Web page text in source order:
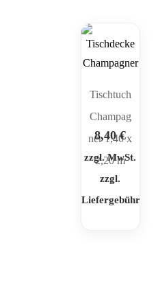
Tischtuch
Champag
ner 1,40 x
2,20 m
8,40€
zzgl. MwSt.
zzgl.
Liefergebühr